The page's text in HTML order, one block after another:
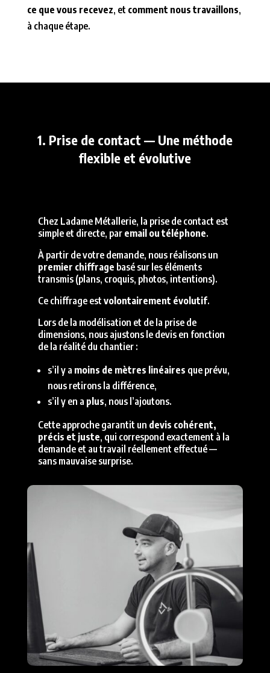
ce que vous recevez, et comment nous travaillons,
à chaque étape.
1. Prise de contact — Une méthode
flexible et évolutive
Chez Ladame Métallerie, la prise de contact est
simple et directe, par email ou téléphone.
À partir de votre demande, nous réalisons un
premier chiffrage basé sur les éléments
transmis (plans, croquis, photos, intentions).
Ce chiffrage est volontairement évolutif.
Lors de la modélisation et de la prise de
dimensions, nous ajustons le devis en fonction
de la réalité du chantier :
s’il y a moins de mètres linéaires que prévu,
nous retirons la différence,
s’il y en a plus, nous l’ajoutons.
Cette approche garantit un devis cohérent,
précis et juste, qui correspond exactement à la
demande et au travail réellement effectué —
sans mauvaise surprise.